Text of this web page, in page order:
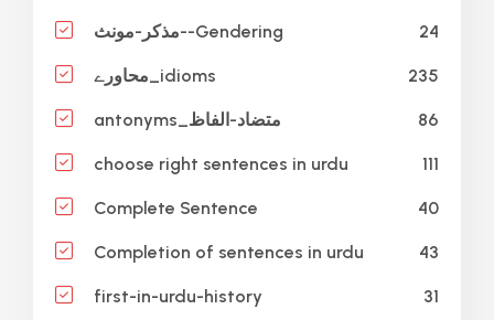
مذکر-مونث--Gendering 24
محاورے_idioms 235
antonyms_متضاد-الفاظ 86
choose right sentences in urdu 111
Complete Sentence 40
Completion of sentences in urdu 43
first-in-urdu-history 31